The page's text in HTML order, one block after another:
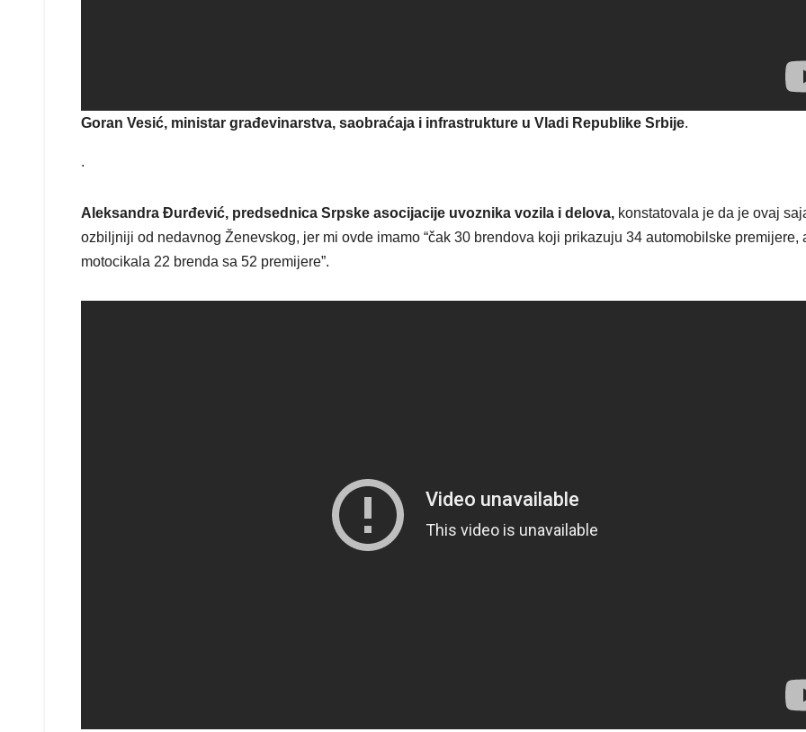
Goran Vesić, ministar građevinarstva, saobraćaja i infrastrukture u Vladi Republike Srbije.
.
Aleksandra Đurđević, predsednica Srpske asocijacije uvoznika vozila i delova, konstatovala je da je ovaj
ozbiljniji od nedavnog Ženevskog, jer mi ovde imamo “čak 30 brendova koji prikazuju 34 automobilske premijere,
motocikala 22 brenda sa 52 premijere”.